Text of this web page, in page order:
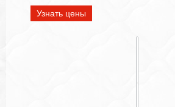
Узнать цены